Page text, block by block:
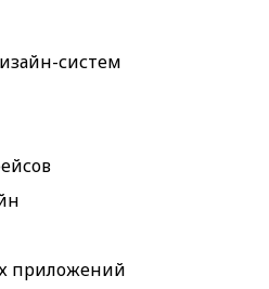
систем
приложений